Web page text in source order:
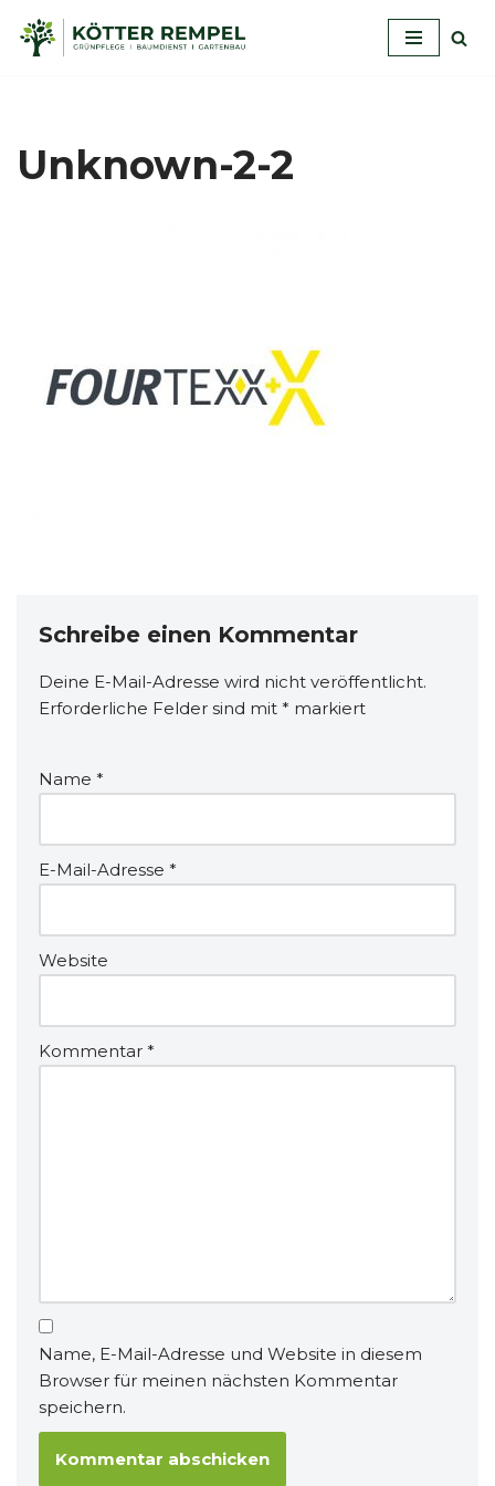
Zum
Unknown-2-2
Schreibe einen Kommentar
Deine E-Mail-Adresse wird nicht veröffentlicht.
Erforderliche Felder sind mit * markiert
Name *
E-Mail-Adresse *
Website
Kommentar *
Name, E-Mail-Adresse und Website in diesem
Browser für meinen nächsten Kommentar
speichern.